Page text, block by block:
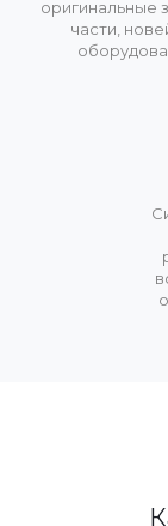
оригинальные
части,